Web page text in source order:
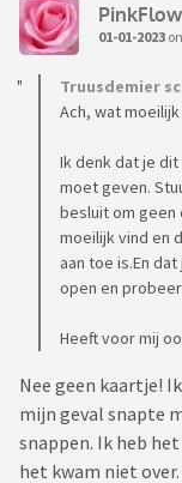
01-01-2023
Truusdemier
Ach, wat
Ik denk dat je
moet geven.
besluit om
moeilijk vind en
aan toe is.En
open en
Heeft voor mij
Nee geen kaartje!
mijn geval snapte
snappen. Ik heb
het kwam niet